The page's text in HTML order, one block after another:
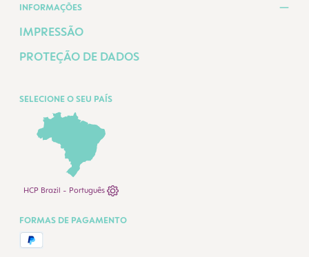
INFORMAÇÕES
IMPRESSÃO
PROTEÇÃO DE DADOS
SELECIONE O SEU PAÍS
HCP Brazil - Português
FORMAS DE PAGAMENTO